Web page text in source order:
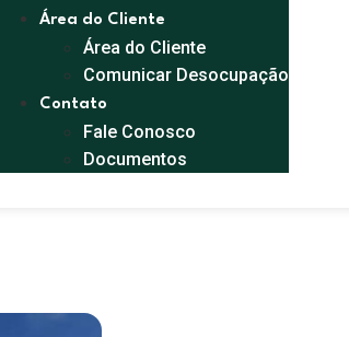
Área do Cliente
Área do Cliente
Comunicar Desocupação
Contato
Fale Conosco
Documentos